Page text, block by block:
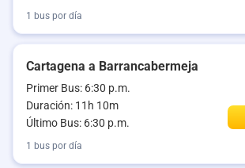
1 bus por día
Cartagena a Barrancabermeja
Primer Bus: 6:30 p.m.
Duración: 11h 10m
Último Bus: 6:30 p.m.
1 bus por día